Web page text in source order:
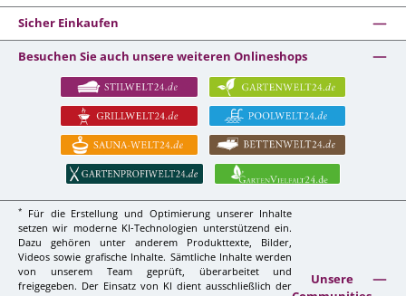
Sicher Einkaufen
Besuchen Sie auch unsere weiteren Onlineshops
*
Für die Erstellung und Optimierung unserer Inhalte
setzen wir moderne KI-Technologien unterstützend ein.
Dazu gehören unter anderem Produkttexte, Bilder,
Videos sowie grafische Inhalte. Sämtliche Inhalte werden
von unserem Team geprüft, überarbeitet und
freigegeben. Der Einsatz von KI dient ausschließlich der
Unsere